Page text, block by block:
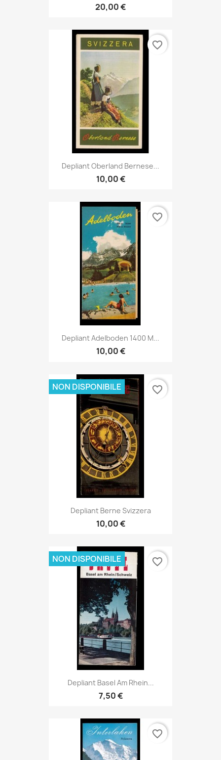
20,00 €
Depliant Oberland Bernese...
10,00 €
favorite_border
Depliant Adelboden 1400 M...
10,00 €
favorite_border
Depliant Berne Svizzera
10,00 €
NON DISPONIBILE favorite_border
Depliant Basel Am Rhein...
7,50 €
NON DISPONIBILE favorite_border
favorite_border